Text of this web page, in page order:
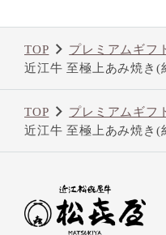
TOP
プレミアムギフ
近江牛 至極上あみ焼き(
TOP プレミアムギフ
近江牛 至極上あみ焼き(